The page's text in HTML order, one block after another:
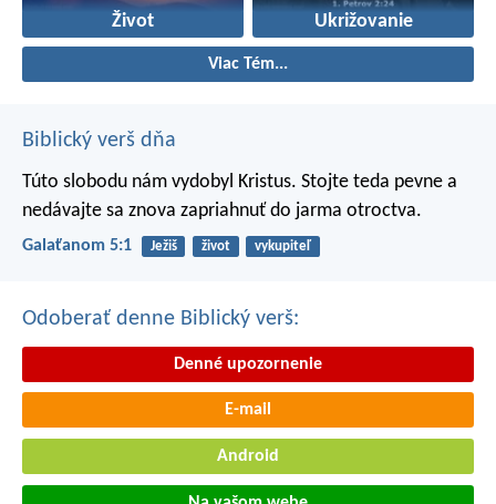
Život Ukrižovanie
Viac Tém...
Biblický verš dňa
Túto slobodu nám vydobyl Kristus. Stojte teda pevne a
nedávajte sa znova zapriahnuť do jarma otroctva.
Galaťanom 5:1 Ježiš život vykupiteľ
Odoberať denne Biblický verš:
Denné upozornenie
E-mail
Android